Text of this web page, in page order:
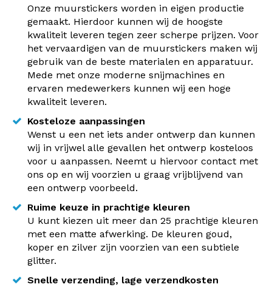
Onze muurstickers worden in eigen productie
gemaakt. Hierdoor kunnen wij de hoogste
kwaliteit leveren tegen zeer scherpe prijzen. Voor
het vervaardigen van de muurstickers maken wij
gebruik van de beste materialen en apparatuur.
Mede met onze moderne snijmachines en
ervaren medewerkers kunnen wij een hoge
kwaliteit leveren.
Kosteloze aanpassingen
Wenst u een net iets ander ontwerp dan kunnen
wij in vrijwel alle gevallen het ontwerp kosteloos
voor u aanpassen. Neemt u hiervoor contact met
ons op en wij voorzien u graag vrijblijvend van
een ontwerp voorbeeld.
Ruime keuze in prachtige kleuren
U kunt kiezen uit meer dan 25 prachtige kleuren
met een matte afwerking. De kleuren goud,
koper en zilver zijn voorzien van een subtiele
glitter.
Snelle verzending, lage verzendkosten